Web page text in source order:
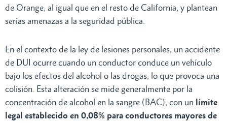
de Orange, al igual que en el resto de California, y plantean
serias amenazas a la seguridad pública.
En el contexto de la ley de lesiones personales, un accidente
de DUI ocurre cuando un conductor conduce un vehículo
bajo los efectos del alcohol o las drogas, lo que provoca una
colisión. Esta alteración se mide generalmente por la
concentración de alcohol en la sangre (BAC), con un límite
legal establecido en 0,08% para conductores mayores de